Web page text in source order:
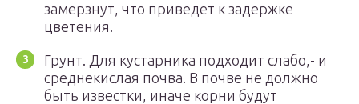
замерзнут, что приведет к задержке
цветения.
Грунт. Для кустарника подходит слабо,- и
среднекислая почва. В почве не должно
быть известки, иначе корни будут